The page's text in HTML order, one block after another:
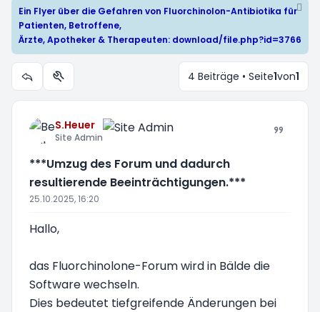
Ein Flyer über die Gefahren von Fluorchinolon-Antibiotika für
Patienten, Betroffene,
Ärzte, Apotheker & Therapeuten: download/file.php?id=3766
Themen-Optionen 4 Beiträge • Seite1von1
S.Heuer
Site Admin
***Umzug des Forum und dadurch
resultierende Beeinträchtigungen.***
25.10.2025, 16:20
Hallo,
das Fluorchinolone-Forum wird in Bälde die
Software wechseln.
Dies bedeutet tiefgreifende Änderungen bei